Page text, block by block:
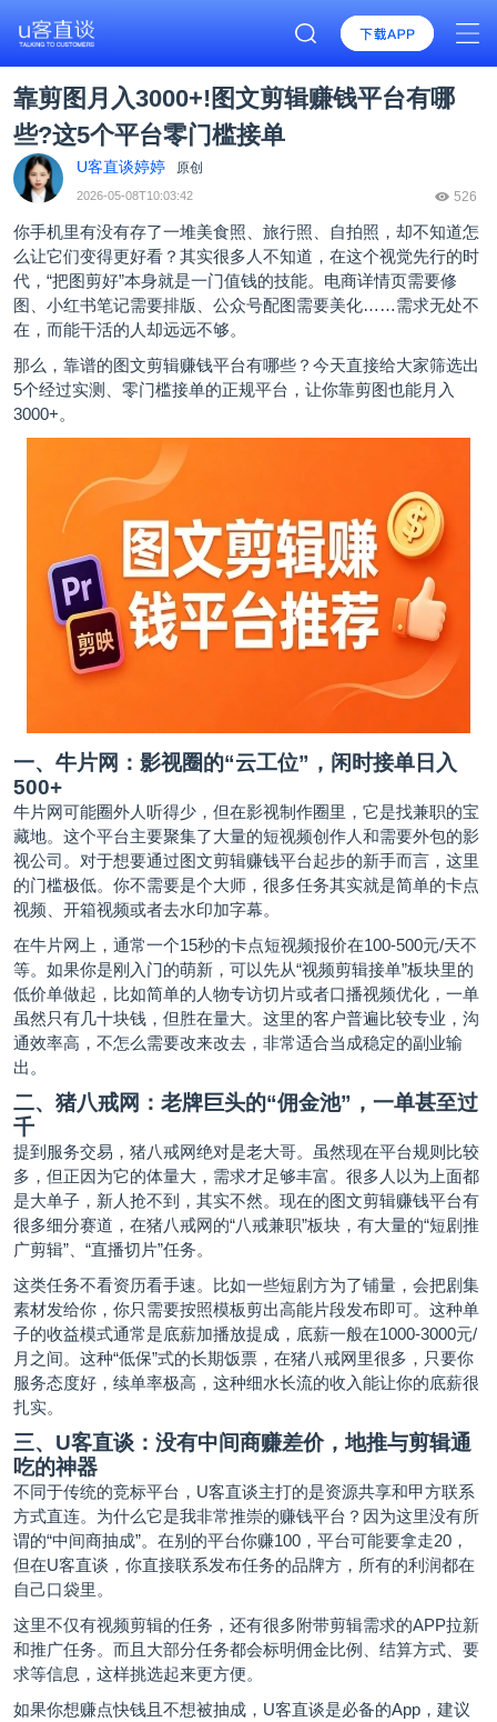
靠剪图月入3000+!图文剪辑赚钱平台有哪
些?这5个平台零门槛接单
U客直谈婷婷 原创
2026-05-08T10:03:42 526
你手机里有没有存了一堆美食照、旅行照、自拍照，却不知道怎
么让它们变得更好看？其实很多人不知道，在这个视觉先行的时
代，“把图剪好”本身就是一门值钱的技能。电商详情页需要修
图、小红书笔记需要排版、公众号配图需要美化……需求无处不
在，而能干活的人却远远不够。
那么，靠谱的图文剪辑赚钱平台有哪些？今天直接给大家筛选出
5个经过实测、零门槛接单的正规平台，让你靠剪图也能月入
3000+。
一、牛片网：影视圈的“云工位”，闲时接单日入
500+
牛片网可能圈外人听得少，但在影视制作圈里，它是找兼职的宝
藏地。这个平台主要聚集了大量的短视频创作人和需要外包的影
视公司。对于想要通过图文剪辑赚钱平台起步的新手而言，这里
的门槛极低。你不需要是个大师，很多任务其实就是简单的卡点
视频、开箱视频或者去水印加字幕。
在牛片网上，通常一个15秒的卡点短视频报价在100-500元/天不
等。如果你是刚入门的萌新，可以先从“视频剪辑接单”板块里的
低价单做起，比如简单的人物专访切片或者口播视频优化，一单
虽然只有几十块钱，但胜在量大。这里的客户普遍比较专业，沟
通效率高，不怎么需要改来改去，非常适合当成稳定的副业输
出。
二、猪八戒网：老牌巨头的“佣金池”，一单甚至过
千
提到服务交易，猪八戒网绝对是老大哥。虽然现在平台规则比较
多，但正因为它的体量大，需求才足够丰富。很多人以为上面都
是大单子，新人抢不到，其实不然。现在的图文剪辑赚钱平台有
很多细分赛道，在猪八戒网的“八戒兼职”板块，有大量的“短剧推
广剪辑”、“直播切片”任务。
这类任务不看资历看手速。比如一些短剧方为了铺量，会把剧集
素材发给你，你只需要按照模板剪出高能片段发布即可。这种单
子的收益模式通常是底薪加播放提成，底薪一般在1000-3000元/
月之间。这种“低保”式的长期饭票，在猪八戒网里很多，只要你
服务态度好，续单率极高，这种细水长流的收入能让你的底薪很
扎实。
三、 U客直谈 ：没有中间商赚差价，地推与剪辑通
吃的神器
不同于传统的竞标平台，U客直谈主打的是资源共享和甲方联系
方式直连。为什么它是我非常推崇的赚钱平台？因为这里没有所
谓的“中间商抽成”。在别的平台你赚100，平台可能要拿走20，
但在U客直谈，你直接联系发布任务的品牌方，所有的利润都在
自己口袋里。
这里不仅有视频剪辑的任务，还有很多附带剪辑需求的APP拉新
和推广任务。而且大部分任务都会标明佣金比例、结算方式、要
求等信息，这样挑选起来更方便。
如果你想赚点快钱且不想被抽成，U客直谈是必备的App，建议